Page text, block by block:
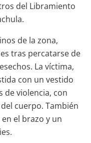
del Libramiento
de la zona,
tras percatarse de
La víctima,
con un vestido
de violencia, con
cuerpo. También
el brazo y un